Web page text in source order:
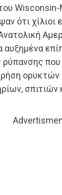
ότι χίλιοι
αυξημένα
ρύπανσης
ορυκτών
σπιτιών